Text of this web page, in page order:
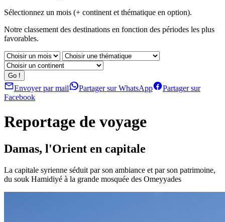
Sélectionnez un mois (+ continent et thématique en option).
Notre classement des destinations en fonction des périodes les plus
favorables.
Envoyer par mail Partager sur WhatsApp
Partager sur
Facebook
Reportage de voyage
Damas, l'Orient en capitale
La capitale syrienne séduit par son ambiance et par son patrimoine,
du souk Hamidiyé à la grande mosquée des Omeyyades